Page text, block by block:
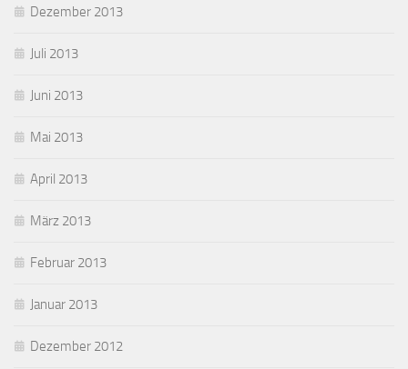
Dezember 2013
Juli 2013
Juni 2013
Mai 2013
April 2013
März 2013
Februar 2013
Januar 2013
Dezember 2012